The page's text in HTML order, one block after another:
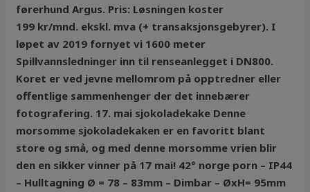
førerhund Argus. Pris: Løsningen koster
199 kr/mnd. ekskl. mva (+ transaksjonsgebyrer). I
løpet av 2019 fornyet vi 1600 meter
Spillvannsledninger inn til renseanlegget i DN800.
Koret er ved jevne mellomrom på opptredner eller
offentlige sammenhenger der det innebærer
fotografering. 17. mai sjokoladekake Denne
morsomme sjokoladekaken er en favoritt blant
store og små, og med denne morsomme vrien blir
den en sikker vinner på 17 mai! 42° norge porn – IP44
– Hulltagning Ø = 78 – 83mm – Dimbar – ØxH= 95mm